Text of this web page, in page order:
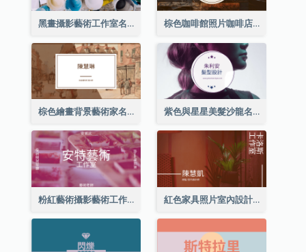
黑畫攝影藝術工作室名片 棕色咖啡館照片咖啡店名片
棕色繪畫背景藝術家名片 紫色與星星美髮沙龍名片
粉紅藝術攝影藝術工作室名片 紅色家具照片室內設計名片